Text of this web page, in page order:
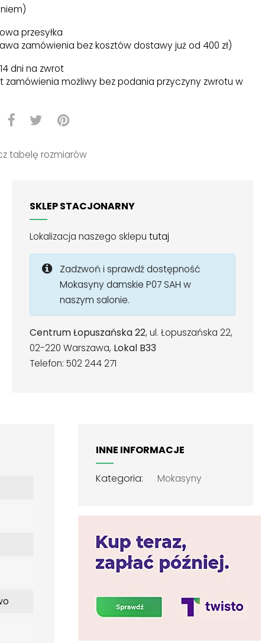
przesyłka
zamówienia bez kosztów dostawy już od 400 zł)
dni na zwrot
zamówienia możliwy bez podania przyczyny zwrotu w
tabelę rozmiarów
SKLEP STACJONARNY
Lokalizacja naszego sklepu tutaj
Zadzwoń i sprawdź dostępność
Mokasyny damskie P07 SAH w
naszym salonie.
Centrum Łopuszańska 22, ul. Łopuszańska 22,
02-220 Warszawa, Lokal B33
Telefon: 502 244 271
INNE INFORMACJE
Kategoria: Mokasyny